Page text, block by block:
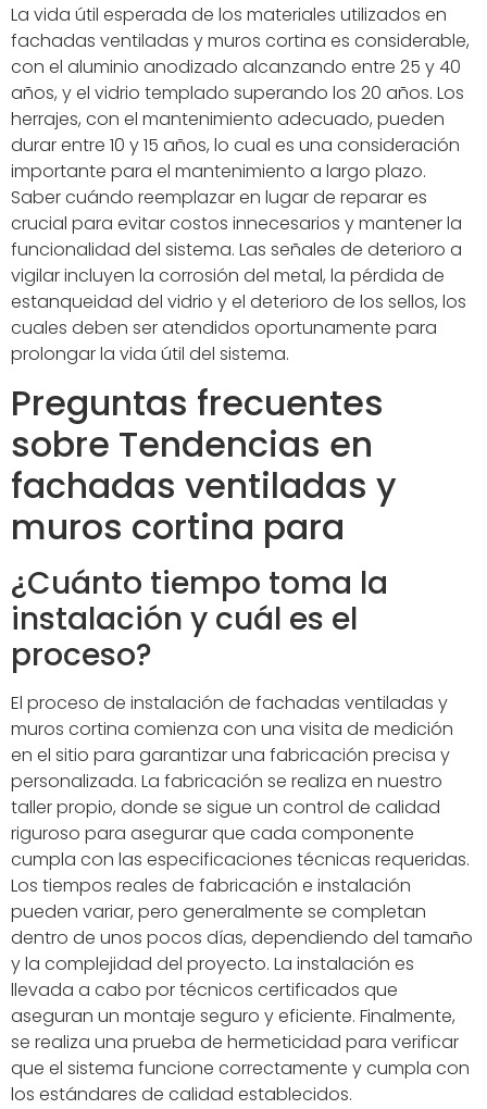
La vida útil esperada de los materiales utilizados en
fachadas ventiladas y muros cortina es considerable,
con el aluminio anodizado alcanzando entre 25 y 40
años, y el vidrio templado superando los 20 años. Los
herrajes, con el mantenimiento adecuado, pueden
durar entre 10 y 15 años, lo cual es una consideración
importante para el mantenimiento a largo plazo.
Saber cuándo reemplazar en lugar de reparar es
crucial para evitar costos innecesarios y mantener la
funcionalidad del sistema. Las señales de deterioro a
vigilar incluyen la corrosión del metal, la pérdida de
estanqueidad del vidrio y el deterioro de los sellos, los
cuales deben ser atendidos oportunamente para
prolongar la vida útil del sistema.
Preguntas frecuentes
sobre Tendencias en
fachadas ventiladas y
muros cortina para
¿Cuánto tiempo toma la
instalación y cuál es el
proceso?
El proceso de instalación de fachadas ventiladas y
muros cortina comienza con una visita de medición
en el sitio para garantizar una fabricación precisa y
personalizada. La fabricación se realiza en nuestro
taller propio, donde se sigue un control de calidad
riguroso para asegurar que cada componente
cumpla con las especificaciones técnicas requeridas.
Los tiempos reales de fabricación e instalación
pueden variar, pero generalmente se completan
dentro de unos pocos días, dependiendo del tamaño
y la complejidad del proyecto. La instalación es
llevada a cabo por técnicos certificados que
aseguran un montaje seguro y eficiente. Finalmente,
se realiza una prueba de hermeticidad para verificar
que el sistema funcione correctamente y cumpla con
los estándares de calidad establecidos.